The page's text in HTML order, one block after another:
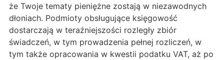
że Twoje tematy pieniężne zostają w niezawodnych
dłoniach. Podmioty obsługujące księgowość
dostarczają w teraźniejszości rozległy zbiór
świadczeń, w tym prowadzenia pełnej rozliczeń, w
tym także opracowania w kwestii podatku VAT, aż po